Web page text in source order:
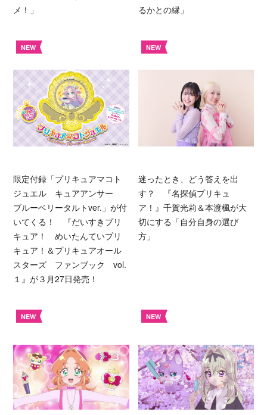
メ！」
るかとの縁」
NEW
限定付録「プリキュアマコト
ジュエル キュアアンサー
ブルーベリータルトver.」が付
いてくる！ 『だいすきプリ
キュア！ めいたんていプリ
キュア！＆プリキュアオール
スターズ ファンブック vol.
１』が３月27日発売！
NEW
迷ったとき、どう答えを出
す？ 『名探偵プリキュ
ア！』千賀光莉＆本渡楓が大
切にする「自分自身の選び
方」
NEW NEW